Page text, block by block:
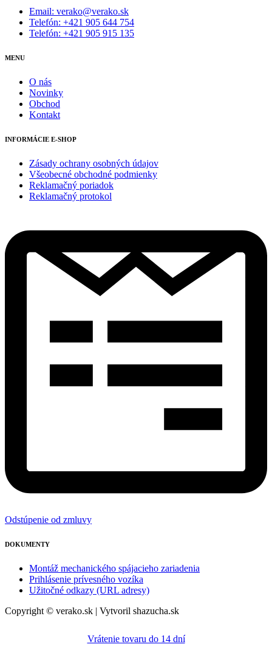
Email: verako@verako.sk
Telefón: +421 905 644 754
Telefón: +421 905 915 135
MENU
O nás
Novinky
Obchod
Kontakt
INFORMÁCIE E-SHOP
Zásady ochrany osobných údajov
Všeobecné obchodné podmienky
Reklamačný poriadok
Reklamačný protokol
Odstúpenie od zmluvy
DOKUMENTY
Montáž mechanického spájacieho zariadenia
Prihlásenie prívesného vozíka
Užitočné odkazy (URL adresy)
Copyright © verako.sk | Vytvoril shazucha.sk
Vrátenie tovaru do 14 dní